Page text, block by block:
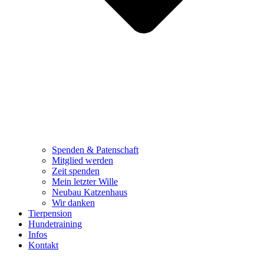
Spenden & Patenschaft
Mitglied werden
Zeit spenden
Mein letzter Wille
Neubau Katzenhaus
Wir danken
Tierpension
Hundetraining
Infos
Kontakt